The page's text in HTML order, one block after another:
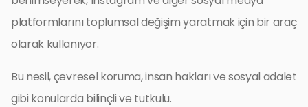
platformlarını toplumsal değişim yaratmak için bir araç
olarak kullanıyor.
Bu nesil, çevresel koruma, insan hakları ve sosyal adalet
gibi konularda bilinçli ve tutkulu.